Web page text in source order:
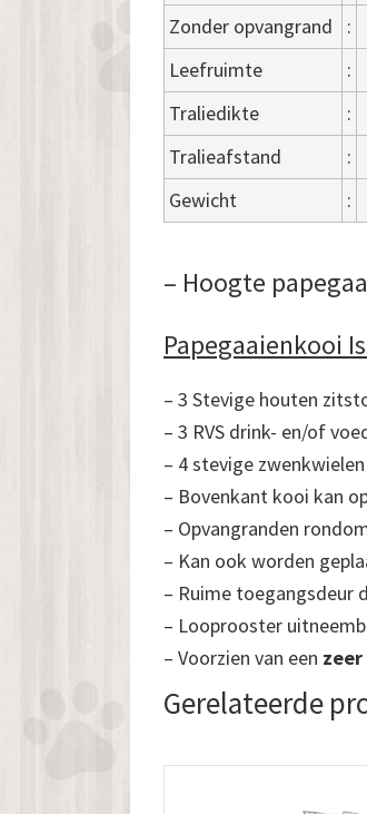
Zonder opvangrand
:
Leefruimte
:
Traliedikte
:
Tralieafstand
:
Gewicht
:
– Hoogte
Papegaaienkooi
– 3 Stevige houten
– 3 RVS drink- en/of
– 4 stevige zwenkwielen
– Bovenkant kooi kan
– Opvangranden
– Kan ook worden
– Ruime toegangsdeur
– Looprooster
– Voorzien van een
Gerelateerde